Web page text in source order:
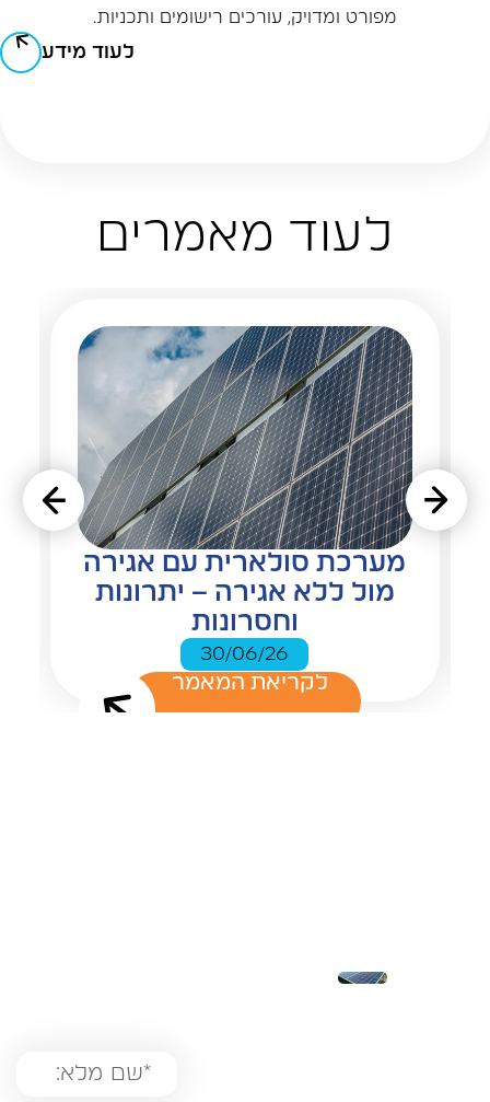
מפורט ומדויק, עורכים רישומים ותכניות.
לעוד מידע
לעוד מאמרים
מערכת סולארית עם אגירה
מול ללא אגירה – יתרונות
וחסרונות
30/06/26
לקריאת המאמר